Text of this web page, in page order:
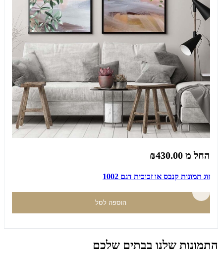
החל מ ₪430.00
זוג תמונות קנבס או זכוכית דגם 1002
הוספה לסל
התמונות שלנו בבתים שלכם